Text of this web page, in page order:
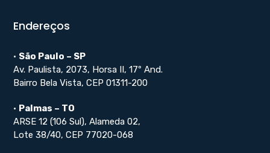
Endereços
• São Paulo – SP
Av. Paulista, 2073, Horsa II, 17º And.
Bairro Bela Vista, CEP 01311-200
• Palmas – TO
ARSE 12 (106 Sul), Alameda 02,
Lote 38/40, CEP 77020-068